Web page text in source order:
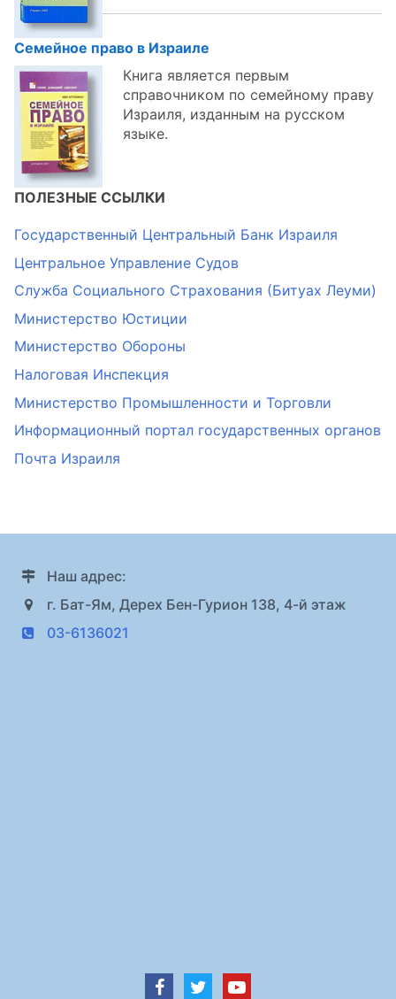
Семейное право в Израиле
Книга является первым
справочником по семейному праву
Израиля, изданным на русском
языке.
ПОЛЕЗНЫЕ ССЫЛКИ
Государственный Центральный Банк Израиля
Центральное Управление Судов
Служба Социального Страхования (Битуах Леуми)
Министерство Юстиции
Министерство Обороны
Налоговая Инспекция
Министерство Промышленности и Торговли
Информационный портал государственных органов
Почта Израиля
Наш адрес:
г. Бат-Ям, Дерех Бен-Гурион 138, 4-й этаж
03-6136021